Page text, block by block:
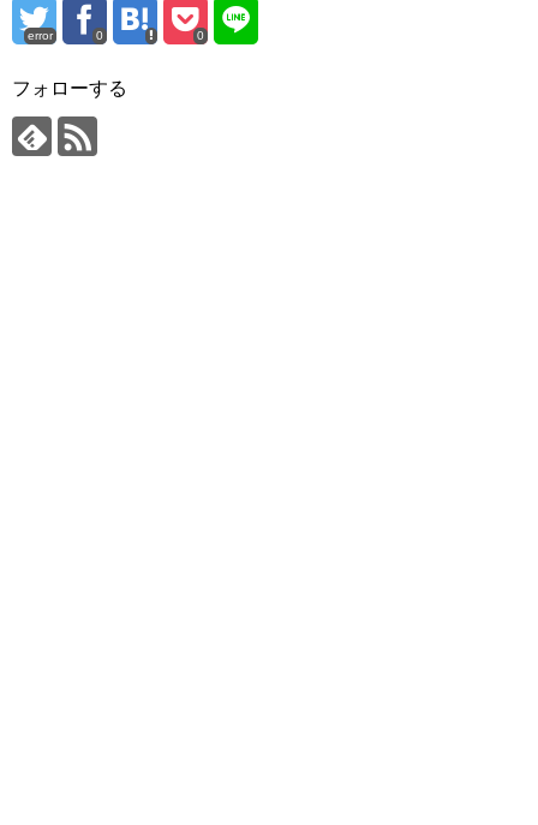
error 0 0
フォローする